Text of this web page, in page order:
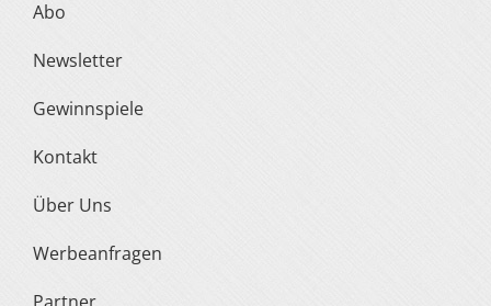
Abo
Newsletter
Gewinnspiele
Kontakt
Über Uns
Werbeanfragen